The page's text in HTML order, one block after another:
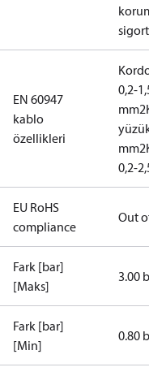
EN 60947
kablo
özellikleri
0,2-
mm2
mm2
0,2-
EU RoHS
compliance
Out
Fark [bar]
[Maks]
3.00
Fark [bar]
[Min]
0.80